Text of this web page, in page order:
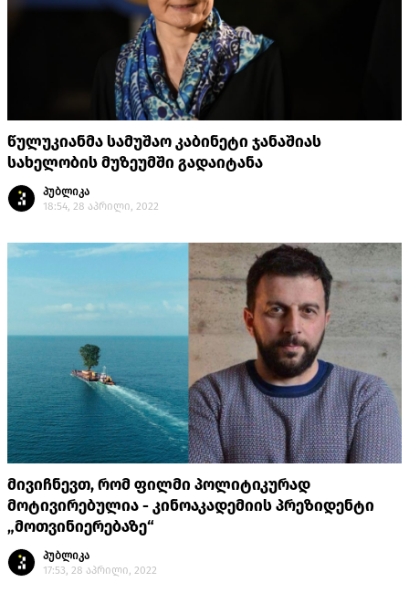
წულუკიანმა სამუშაო კაბინეტი ჯანაშიას
სახელობის მუზეუმში გადაიტანა
პუბლიკა
18:54, 28 აპრილი, 2022
მივიჩნევთ, რომ ფილმი პოლიტიკურად
მოტივირებულია - კინოაკადემიის პრეზიდენტი
„მოთვინიერებაზე“
პუბლიკა
17:53, 28 აპრილი, 2022